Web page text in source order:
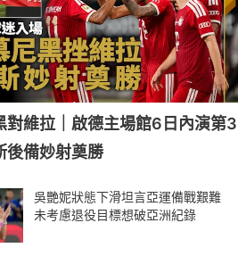
對維拉｜啟德主場館6日內演第3
備妙射奠勝
吳艷妮狀態下滑坦言亞運備戰艱難
未考慮退役目標想破亞洲紀錄